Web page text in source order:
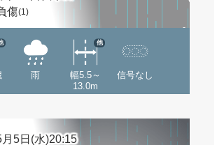
傷(1)
雨
幅5.5～
13.0m
他
信号なし
5日(水)20:15